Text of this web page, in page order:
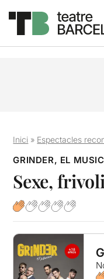
Inici » Espectacles
GRINDER, EL
Sexe,